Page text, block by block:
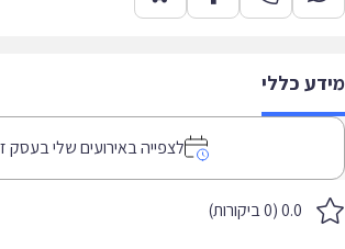
כללי
לצפייה באירועים שלי בעסק זה
0.0 (0 ביקורות)